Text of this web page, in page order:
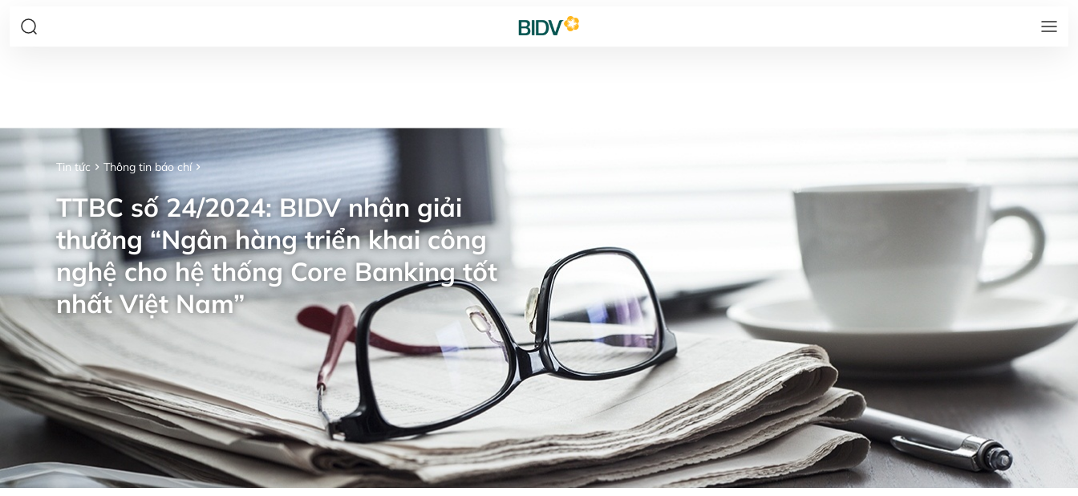
Tin tức Thông tin báo chí
TTBC số 24/2024: BIDV nhận giải
thưởng “Ngân hàng triển khai công
nghệ cho hệ thống Core Banking tốt
nhất Việt Nam”